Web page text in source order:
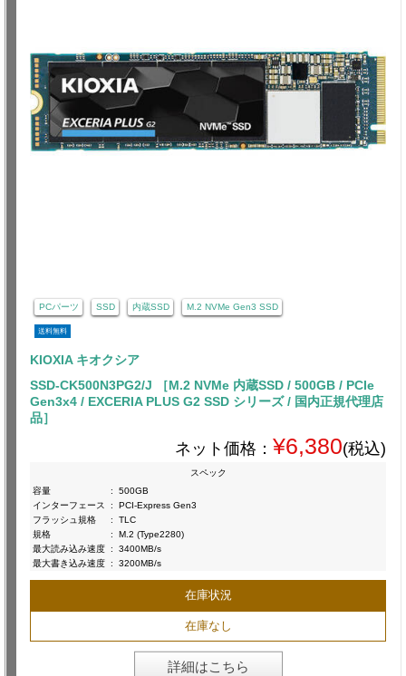
PCパーツ SSD 内蔵SSD M.2 NVMe Gen3 SSD
送料無料
KIOXIA キオクシア
SSD-CK500N3PG2/J ［M.2 NVMe 内蔵SSD / 500GB / PCIe
Gen3x4 / EXCERIA PLUS G2 SSD シリーズ / 国内正規代理店
品］
ネット価格： ¥6,380(税込)
スペック
容量
:
500GB
インターフェース
:
PCI-Express Gen3
フラッシュ規格
:
TLC
規格
:
M.2 (Type2280)
最大読み込み速度 :
3400MB/s
最大書き込み速度 : 3200MB/s
在庫状況
在庫なし
詳細はこちら